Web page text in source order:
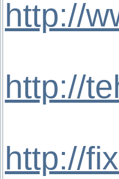
http://
http://
http://